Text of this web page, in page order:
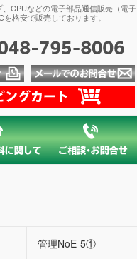
CPUなどの電子部品通信販売（電子
格安で販売しております。
管理NoE-5①